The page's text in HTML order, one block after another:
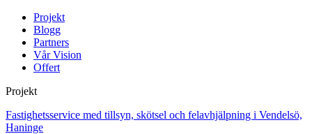
Projekt
Blogg
Partners
Vår Vision
Offert
Projekt
Fastighetsservice med tillsyn, skötsel och felavhjälpning i Vendelsö,
Haninge